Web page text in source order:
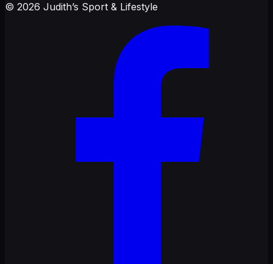
© 2026 Judith’s Sport & Lifestyle